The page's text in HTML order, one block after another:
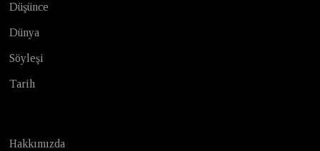
Düşünce
Dünya
Söyleşi
Tarih
Hakkımızda